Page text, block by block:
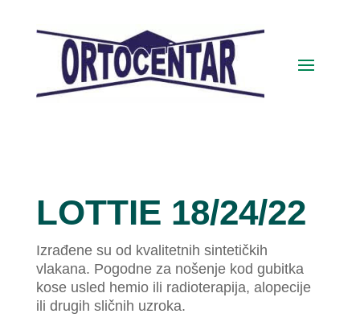
LOTTIE 18/24/22
Izrađene su od kvalitetnih sintetičkih
vlakana. Pogodne za nošenje kod gubitka
kose usled hemio ili radioterapija, alopecije
ili drugih sličnih uzroka.